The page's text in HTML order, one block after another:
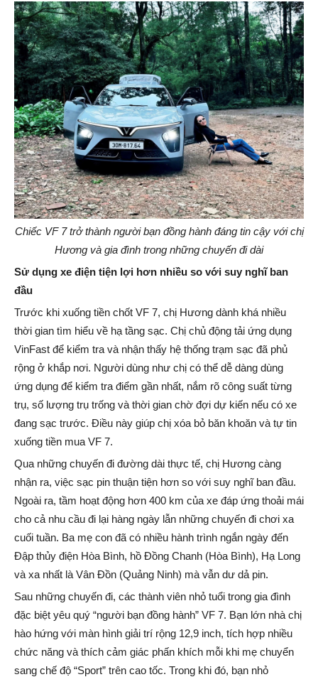
ChiếcVF 7 trở thành người bạn đồng hành đáng tin cậy với chị
Hương và gia đình trong những chuyến đi dài
Sử dụng xe điện tiện lợi hơn nhiều so với suy nghĩ ban
đầu
Trước khi xuống tiền chốt VF 7, chị Hương dành khá nhiều
thời gian tìm hiểu về hạ tầng sạc. Chị chủ động tải ứng dụng
VinFast để kiểm tra và nhận thấy hệ thống trạm sạc đã phủ
rộng ở khắp nơi. Người dùng như chị có thể dễ dàng dùng
ứng dụng để kiểm tra điểm gần nhất, nắm rõ công suất từng
trụ, số lượng trụ trống và thời gian chờ đợi dự kiến nếu có xe
đang sạc trước. Điều này giúp chị xóa bỏ băn khoăn và tự tin
xuống tiền mua VF 7.
Qua những chuyến đi đường dài thực tế, chị Hương càng
nhận ra, việc sạc pin thuận tiện hơn so với suy nghĩ ban đầu.
Ngoài ra, tầm hoạt động hơn 400 km của xe đáp ứng thoải mái
cho cả nhu cầu đi lại hàng ngày lẫn những chuyến đi chơi xa
cuối tuần. Ba mẹ con đã có nhiều hành trình ngắn ngày đến
Đập thủy điện Hòa Bình, hồ Đồng Chanh (Hòa Bình), Hạ Long
và xa nhất là Vân Đồn (Quảng Ninh) mà vẫn dư dả pin.
Sau những chuyến đi, các thành viên nhỏ tuổi trong gia đình
đặc biệt yêu quý “người bạn đồng hành” VF 7. Bạn lớn nhà chị
hào hứng với màn hình giải trí rộng 12,9 inch, tích hợp nhiều
chức năng và thích cảm giác phấn khích mỗi khi mẹ chuyển
sang chế độ “Sport” trên cao tốc. Trong khi đó, bạn nhỏ